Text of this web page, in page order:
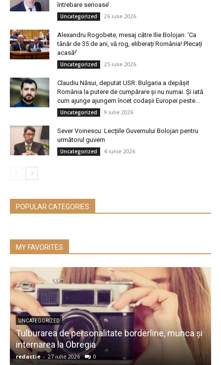
întrebare serioase’
Uncategorized 26 iulie 2026
Alexandru Rogobete, mesaj către Ilie Bolojan: ‘Ca
tânăr de 35 de ani, vă rog, eliberați România! Plecați
acasă!’
Uncategorized 25 iulie 2026
Claudiu Năsui, deputat USR: Bulgaria a depășit
România la putere de cumpărare și nu numai. Și iată
cum ajunge ajungem încet codașii Europei peste...
Uncategorized 9 iulie 2026
Sever Voinescu: Lecțiile Guvernului Bolojan pentru
următorul guvern
Uncategorized 4 iunie 2026
POPULAR CATEGORIES
MY FAVORITES
UNCATEGORIZED
Tulburarea de personalitate borderline, munca și
internarea la Obregia
redactie - 27 iulie 2026 0